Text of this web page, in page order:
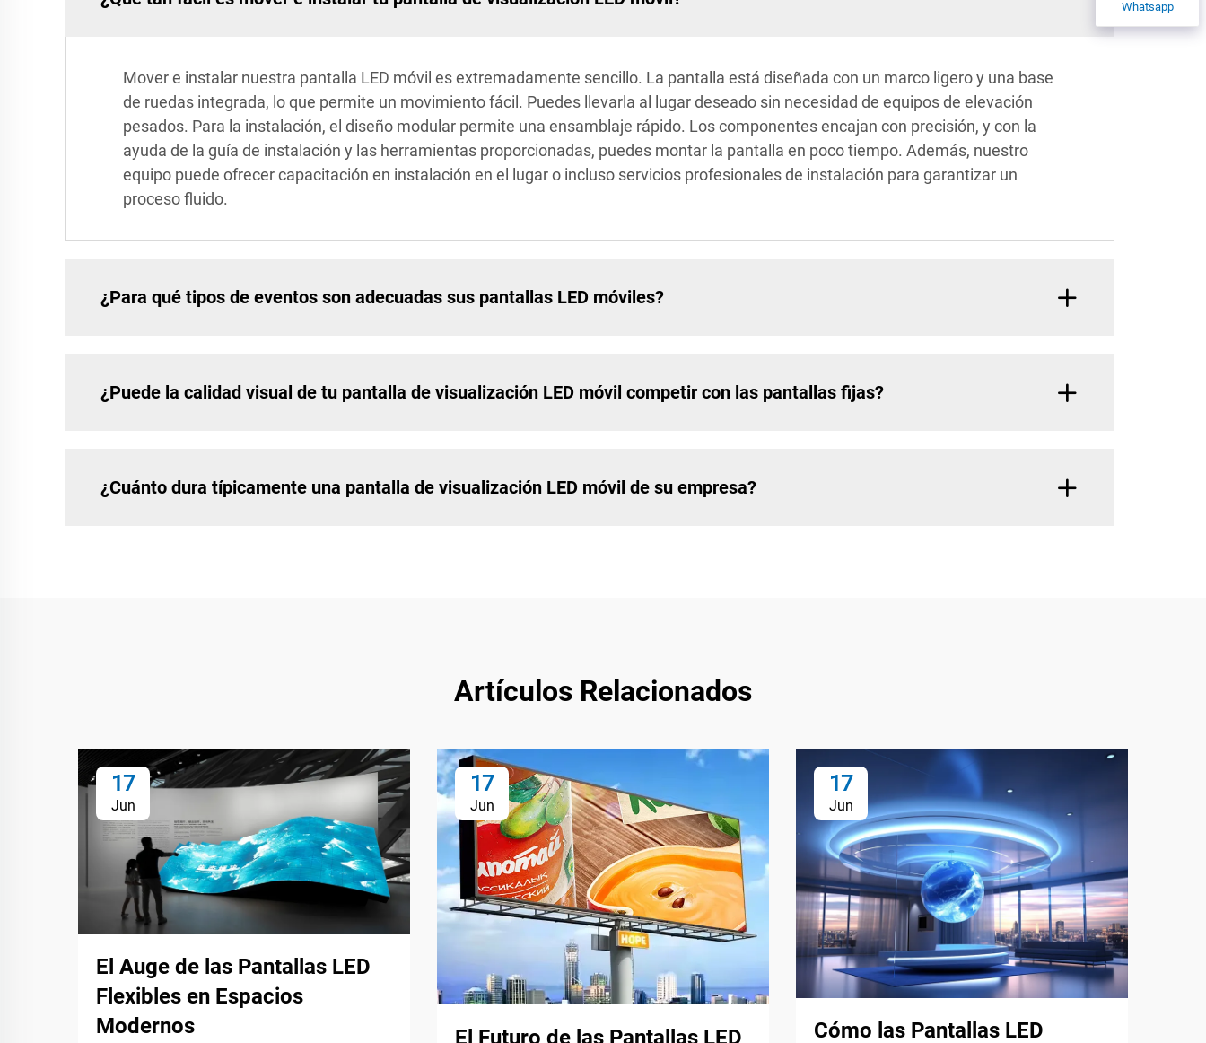
Mover e instalar nuestra pantalla LED móvil es extremadamente sencillo. La pantalla está diseñada con un marco ligero y una base
de ruedas integrada, lo que permite un movimiento fácil. Puedes llevarla al lugar deseado sin necesidad de equipos de elevación
pesados. Para la instalación, el diseño modular permite una ensamblaje rápido. Los componentes encajan con precisión, y con la
ayuda de la guía de instalación y las herramientas proporcionadas, puedes montar la pantalla en poco tiempo. Además, nuestro
equipo puede ofrecer capacitación en instalación en el lugar o incluso servicios profesionales de instalación para garantizar un
proceso fluido.
¿Para qué tipos de eventos son adecuadas sus pantallas LED móviles?
¿Puede la calidad visual de tu pantalla de visualización LED móvil competir con las pantallas fijas?
¿Cuánto dura típicamente una pantalla de visualización LED móvil de su empresa?
Artículos Relacionados
17
Jun
El Auge de las Pantallas LED
Flexibles en Espacios
Modernos
17
Jun
El Futuro de las Pantallas LED
17
Jun
Cómo las Pantallas LED
Whatsapp